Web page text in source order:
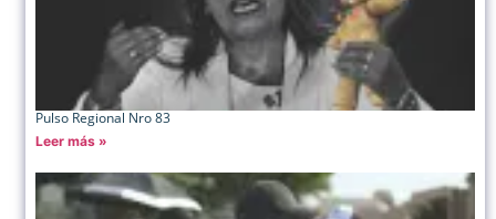
Pulso Regional Nro 83
Leer más »